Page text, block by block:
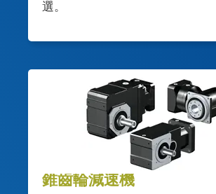
選。
錐齒輪減速機